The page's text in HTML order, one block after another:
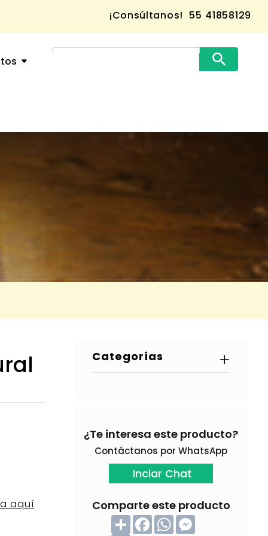
¡Consúltanos! 55 41858129
aquí
Categorías
¿Te interesa este producto?
Contáctanos por WhatsApp
Inciar Chat
Comparte este producto
C
o
F
a
W
h
M